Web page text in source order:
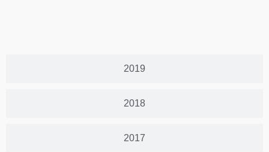
2019
2018
2017